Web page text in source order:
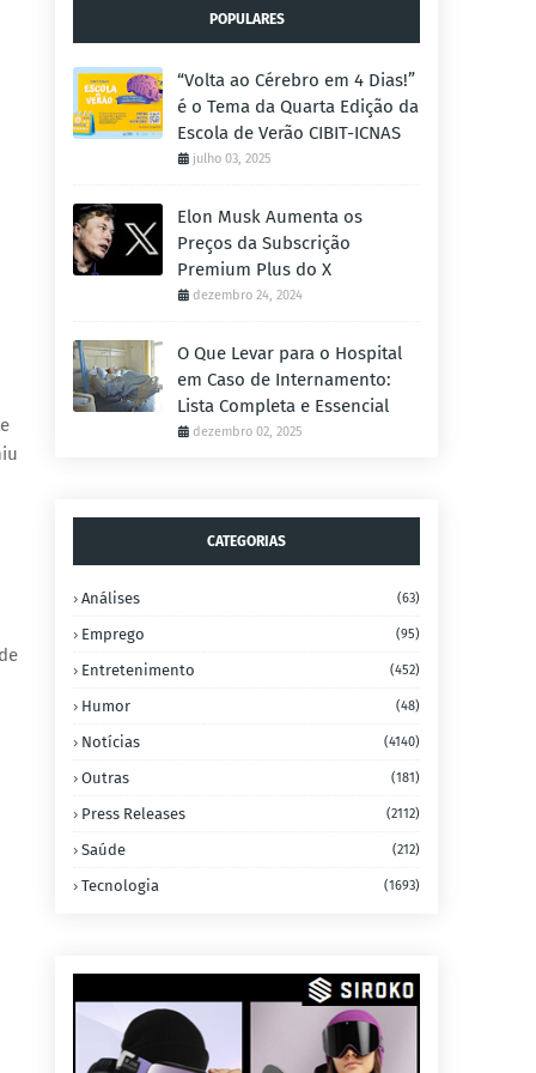
POPULARES
“Volta ao Cérebro em 4 Dias!”
é o Tema da Quarta Edição da
Escola de Verão CIBIT-ICNAS
julho 03, 2025
Elon Musk Aumenta os
Preços da Subscrição
Premium Plus do X
dezembro 24, 2024
O Que Levar para o Hospital
em Caso de Internamento:
Lista Completa e Essencial
dezembro 02, 2025
CATEGORIAS
Análises (63)
Emprego (95)
Entretenimento (452)
Humor (48)
Notícias (4140)
Outras (181)
Press Releases (2112)
Saúde (212)
Tecnologia (1693)